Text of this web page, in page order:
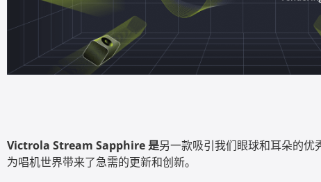
Victrola Stream Sapphire 是另一款吸引我们眼球和耳朵的优
为唱机世界带来了急需的更新和创新。